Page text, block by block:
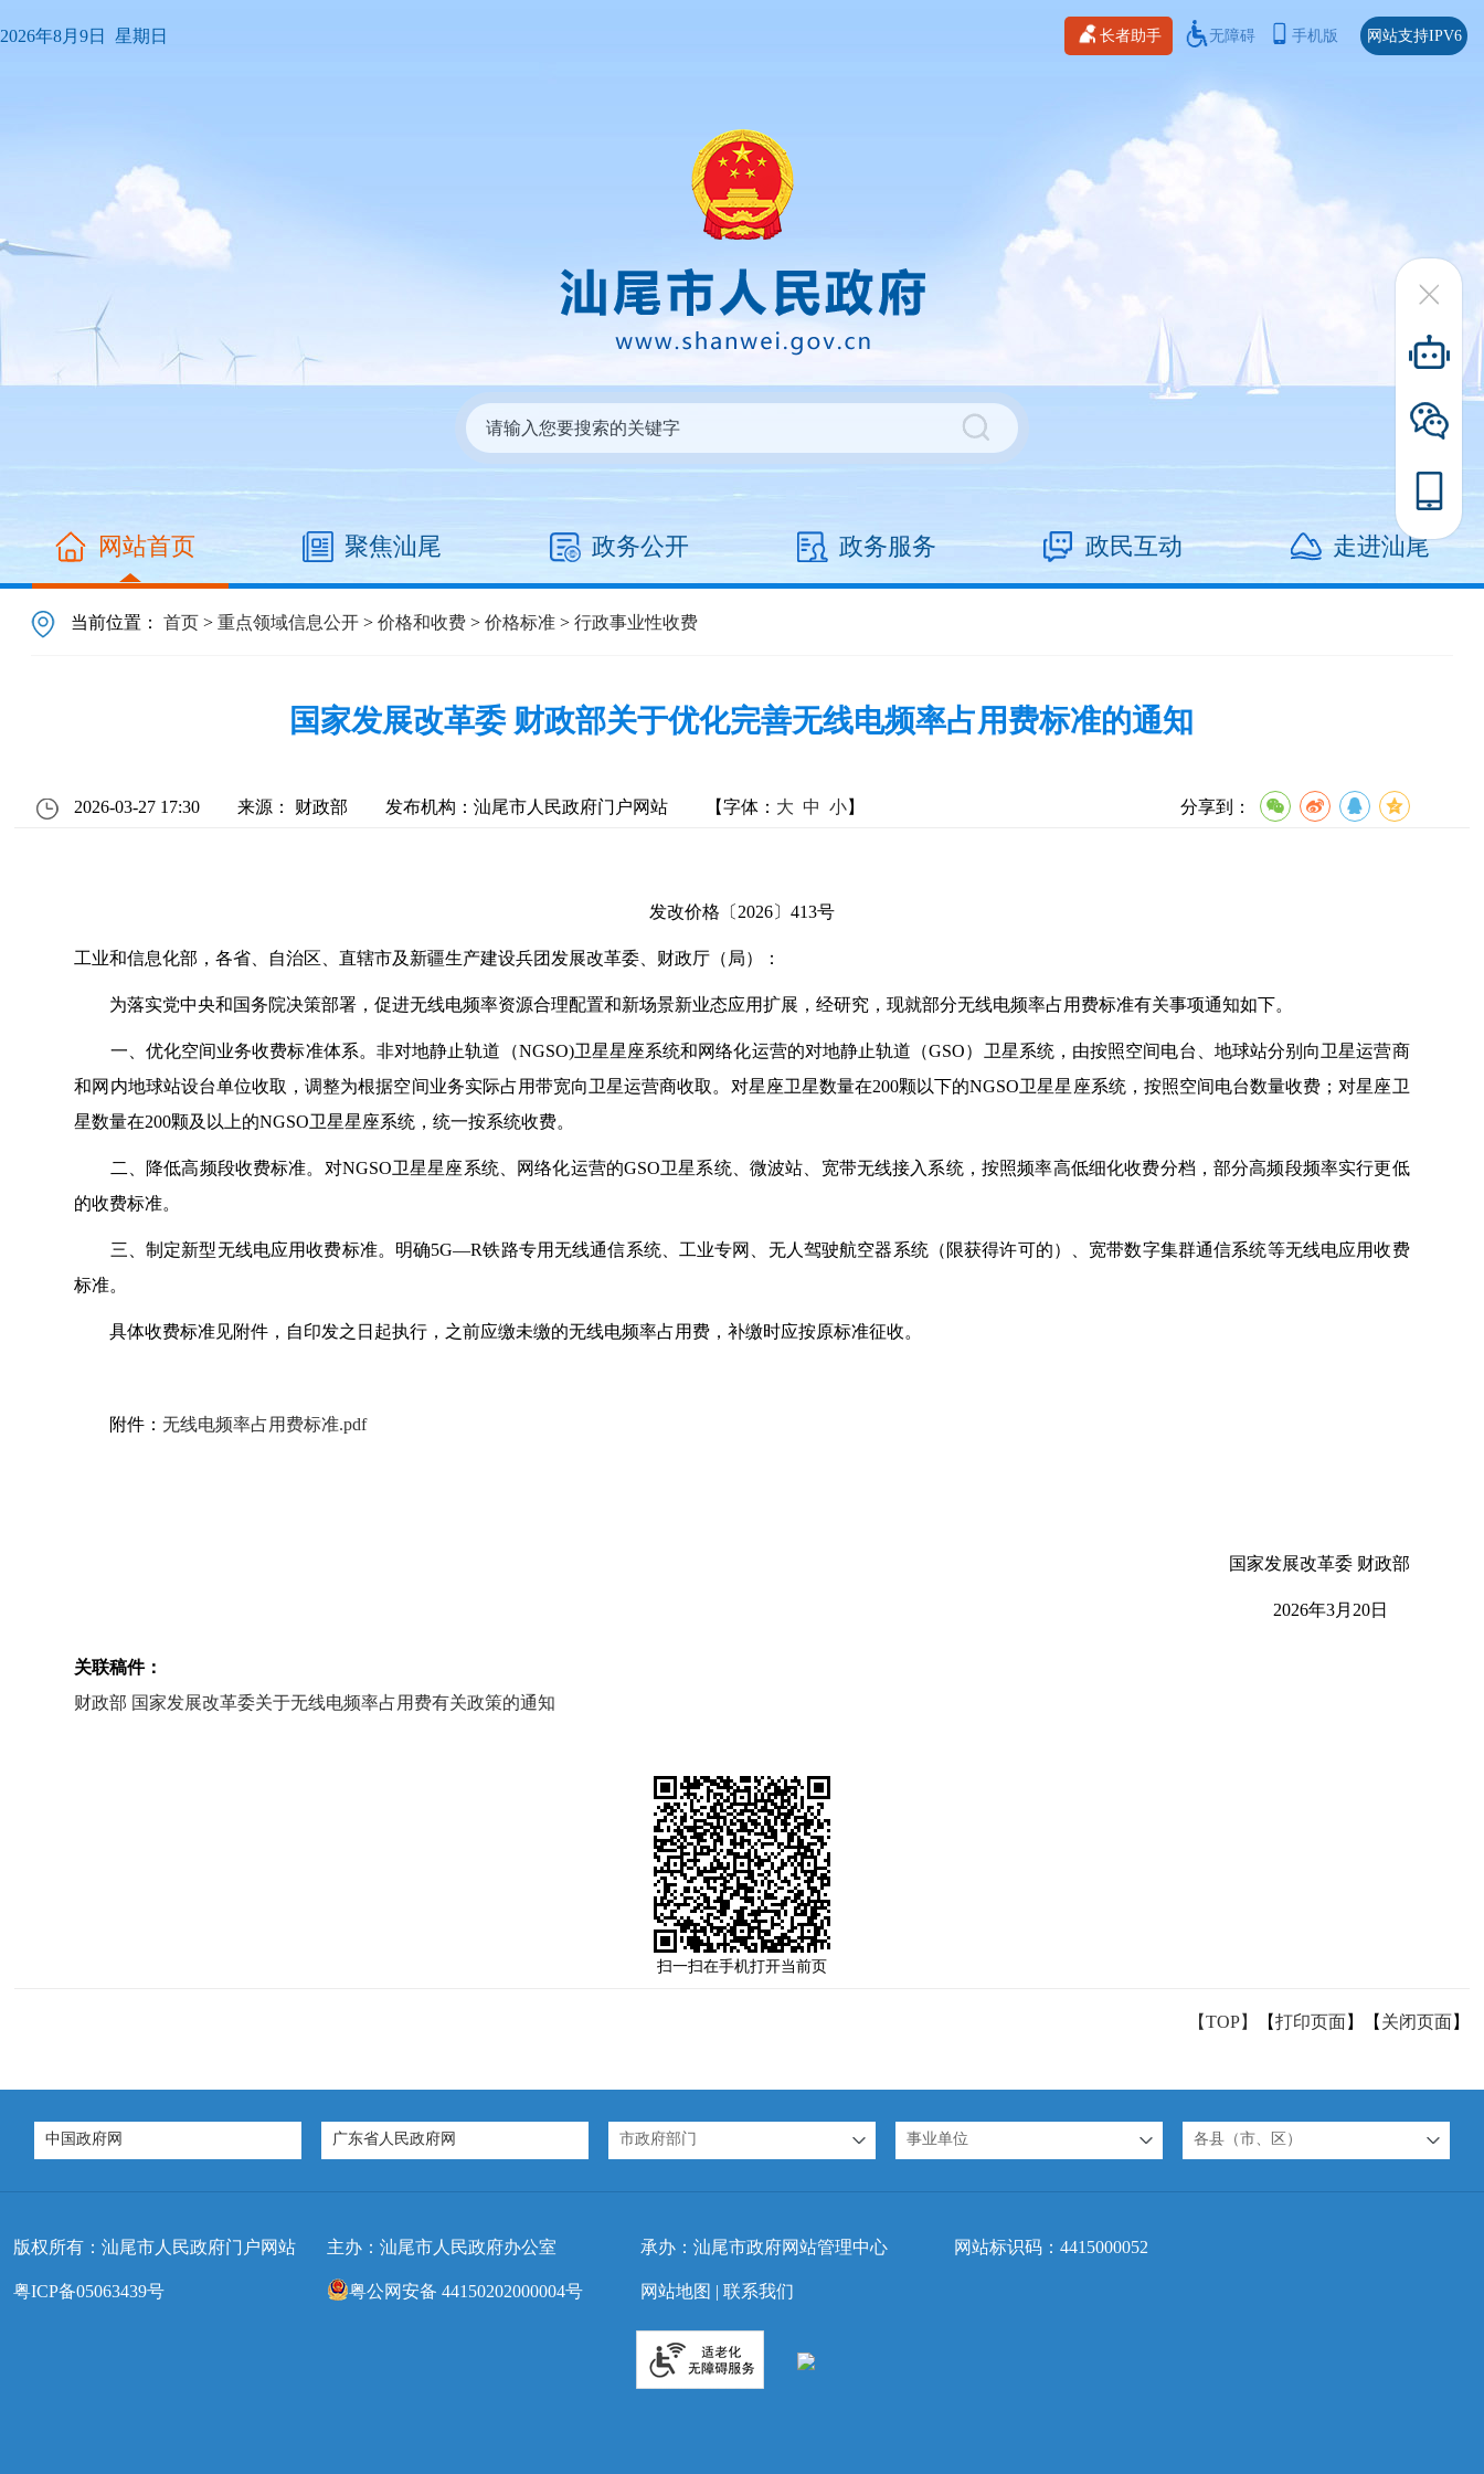
2026年8月9日 星期日 长者助手 无障碍 手机版 网站支持IPV6
网站首页 聚焦汕尾 政务公开 政务服务 政民互动 走进汕尾
当前位置：首页 >重点领域信息公开 >价格和收费 >价格标准 >行政事业性收费
国家发展改革委 财政部关于优化完善无线电频率占用费标准的通知
2026-03-27 17:30 来源： 财政部 发布机构：汕尾市人民政府门户网站 【字体： 大 中 小】 分享到：
发改价格〔2026〕413号
工业和信息化部，各省、自治区、直辖市及新疆生产建设兵团发展改革委、财政厅（局）：
为落实党中央和国务院决策部署，促进无线电频率资源合理配置和新场景新业态应用扩展，经研究，现就部分无线电频率占用费标准有关事项通知如下。
一、优化空间业务收费标准体系。非对地静止轨道（NGSO)卫星星座系统和网络化运营的对地静止轨道（GSO）卫星系统，由按照空间电台、地球站分别向卫星运营商
和网内地球站设台单位收取，调整为根据空间业务实际占用带宽向卫星运营商收取。对星座卫星数量在200颗以下的NGSO卫星星座系统，按照空间电台数量收费；对星座卫
星数量在200颗及以上的NGSO卫星星座系统，统一按系统收费。
二、降低高频段收费标准。对NGSO卫星星座系统、网络化运营的GSO卫星系统、微波站、宽带无线接入系统，按照频率高低细化收费分档，部分高频段频率实行更低
的收费标准。
三、制定新型无线电应用收费标准。明确5G—R铁路专用无线通信系统、工业专网、无人驾驶航空器系统（限获得许可的）、宽带数字集群通信系统等无线电应用收费
标准。
具体收费标准见附件，自印发之日起执行，之前应缴未缴的无线电频率占用费，补缴时应按原标准征收。
附件：无线电频率占用费标准.pdf
国家发展改革委 财政部
2026年3月20日
关联稿件：
财政部 国家发展改革委关于无线电频率占用费有关政策的通知
扫一扫在手机打开当前页
【TOP】 【打印页面】【 关闭页面】
中国政府网 广东省人民政府网 市政府部门 事业单位 各县（市、区）
版权所有：汕尾市人民政府门户网站 主办：汕尾市人民政府办公室 承办：汕尾市政府网站管理中心 网站标识码：4415000052
粤ICP备05063439号 粤公网安备 44150202000004号 网站地图 | 联系我们